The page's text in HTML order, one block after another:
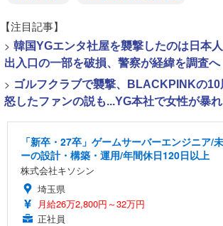
【注目記事】
> 韓国YGエンタ社屋を襲撃したのは日本
出入口の一部を破損、警察が経緯を調査へ
> ゴルフクラブで襲撃、BLACKPINKの10
怒したファンの説も...YG本社で女性が暴
「新卒・27卒」ゲームサーバーエンジニア/
ーの設計・構築・運用/年間休日120日以上
株式会社キソシン
埼玉県
月給26万2,800円～32万円
正社員